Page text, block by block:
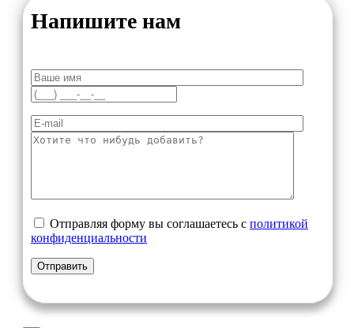
Напишите нам
Отправляя форму вы соглашаетесь с политикой
конфиденциальности